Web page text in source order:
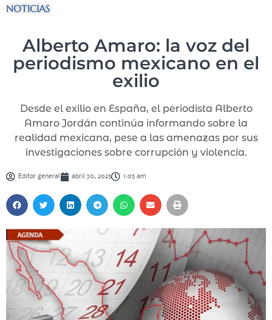
NOTICIAS
Alberto Amaro: la voz del
periodismo mexicano en el
exilio
Desde el exilio en España, el periodista Alberto
Amaro Jordán continúa informando sobre la
realidad mexicana, pese a las amenazas por sus
investigaciones sobre corrupción y violencia.
Editor general abril 30, 2025 1:05 am